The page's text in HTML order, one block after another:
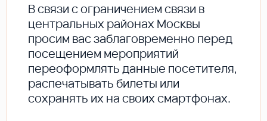
В cвязи с ограничением связи в
центральных районах Москвы
просим вас заблаговременно перед
посещением мероприятий
переоформлять данные посетителя,
распечатывать билеты или
сохранять их на своих смартфонах.